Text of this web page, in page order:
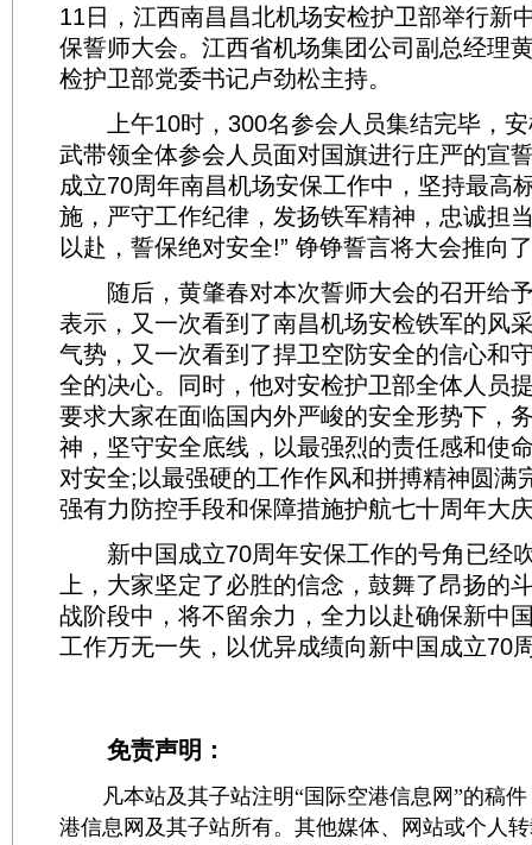
11日，江西南昌昌北机场安检护卫部举行新
保誓师大会。江西省机场集团公司副总经理
检护卫部党委书记卢劲松主持。
上午10时，300名参会人员集结完毕，安
武带领全体参会人员面对国旗进行庄严的宣
成立70周年南昌机场安保工作中，坚持最高
施，严守工作纪律，发扬铁军精神，忠诚担
以赴，誓保绝对安全!” 铮铮誓言将大会推向
随后，黄肇春对本次誓师大会的召开给
表示，又一次看到了南昌机场安检铁军的风
气势，又一次看到了捍卫空防安全的信心和
全的决心。同时，他对安检护卫部全体人员
要求大家在面临国内外严峻的安全形势下，
神，坚守安全底线，以最强烈的责任感和使
对安全;以最强硬的工作作风和拼搏精神圆满
强有力防控手段和保障措施护航七十周年大
新中国成立70周年安保工作的号角已经
上，大家坚定了必胜的信念，鼓舞了昂扬的
战阶段中，将不留余力，全力以赴确保新中
工作万无一失，以优异成绩向新中国成立70
免责声明：
凡本站及其子站注明“国际空港信息网”的稿件
港信息网及其子站所有。其他媒体、网站或个人